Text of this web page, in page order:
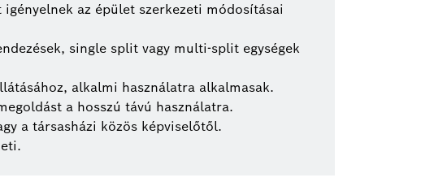
az épület szerkezeti módosításai
single split vagy multi-split egységek
alkalmi használatra alkalmasak.
a hosszú távú használatra.
a társasházi közös képviselőtől.